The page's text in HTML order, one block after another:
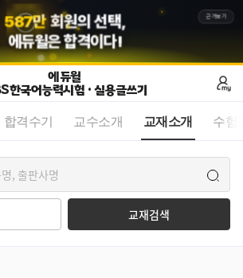
587만 회원의 선택,
에듀윌은 합격이다!
근거보기
에듀윌
한국어능력시험 · 실용글쓰기
합격수기 교수소개 교재소개 수험
교재검색